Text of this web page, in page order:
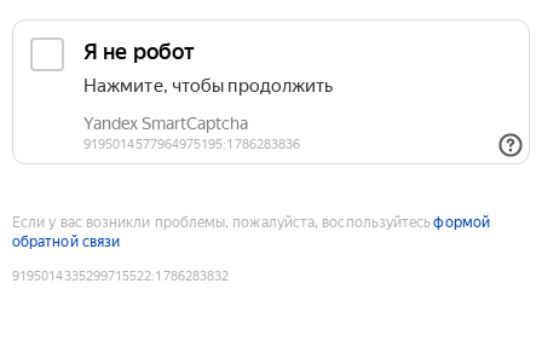
Если у вас возникли проблемы, пожалуйста, воспользуйтесьформой
обратной связи
9195014335299715522:1786283832